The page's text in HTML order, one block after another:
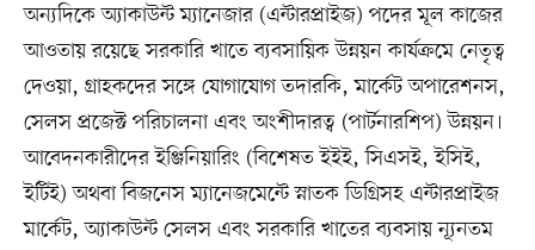
অন্যদিকে অ্যাকাউন্ট ম্যানেজার (এন্টারপ্রাইজ) পদের মূল কাজের
আওতায় রয়েছে সরকারি খাতে ব্যবসায়িক উন্নয়ন কার্যক্রমে নেতৃত্ব
দেওয়া, গ্রাহকদের সঙ্গে যোগাযোগ তদারকি, মার্কেট অপারেশনস,
সেলস প্রজেক্ট পরিচালনা এবং অংশীদারত্ব (পার্টনারশিপ) উন্নয়ন।
আবেদনকারীদের ইঞ্জিনিয়ারিং (বিশেষত ইইই, সিএসই, ইসিই,
ইটিই) অথবা বিজনেস ম্যানেজমেন্টে স্নাতক ডিগ্রিসহ এন্টারপ্রাইজ
মার্কেট, অ্যাকাউন্ট সেলস এবং সরকারি খাতের ব্যবসায় ন্যূনতম